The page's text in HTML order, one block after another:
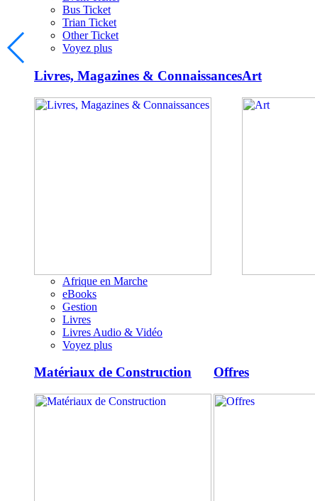
Bus Ticket
Trian Ticket
Other Ticket
Voyez plus
Livres, Magazines & Connaissances
Afrique en Marche
eBooks
Gestion
Livres
Livres Audio & Vidéo
Voyez plus
Art
Matériaux de Construction Offres